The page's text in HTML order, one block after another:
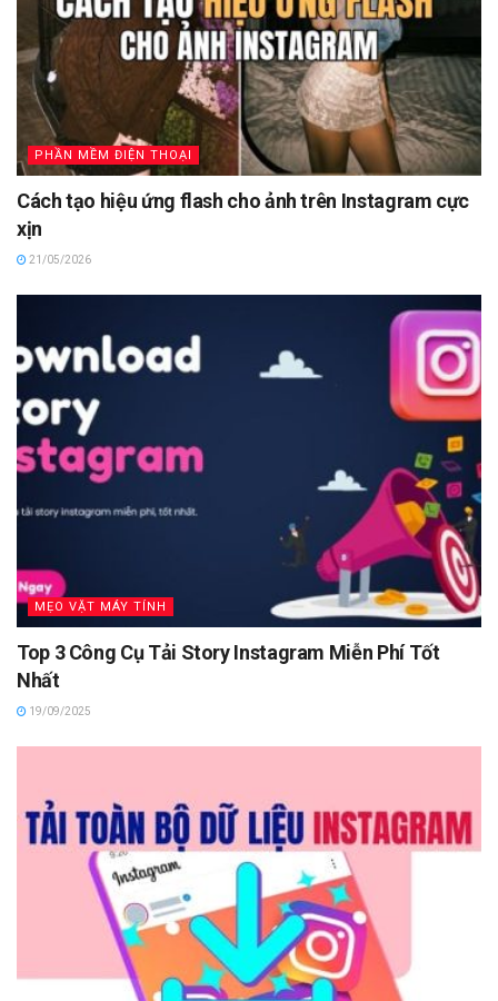
PHẦN MỀM ĐIỆN THOẠI
Cách tạo hiệu ứng flash cho ảnh trên Instagram cực
xịn
21/05/2026
MẸO VẶT MÁY TÍNH
Top 3 Công Cụ Tải Story Instagram Miễn Phí Tốt
Nhất
19/09/2025